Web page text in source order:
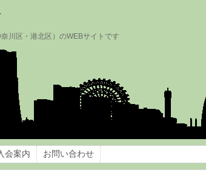
川区・港北区）のWEBサイトです
会案内 お問い合わせ